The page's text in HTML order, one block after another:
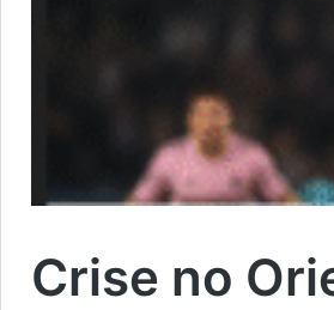
Crise no